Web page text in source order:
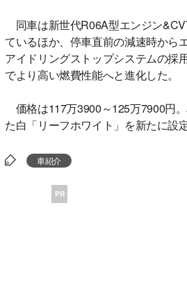
同車は新世代R06A型エンジン
ているほか、停車直前の減速時から
アイドリングストップシステムの採
でより高い燃費性能へと進化した。
価格は117万3900～125万7900円
た白「リーフホワイト」を新たに設
車紹介
PR